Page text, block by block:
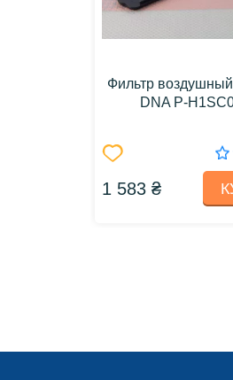
Фильтр
DNA P-
1 583 ₴